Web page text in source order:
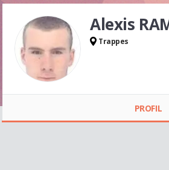
Alexis
Trappes
PROFIL